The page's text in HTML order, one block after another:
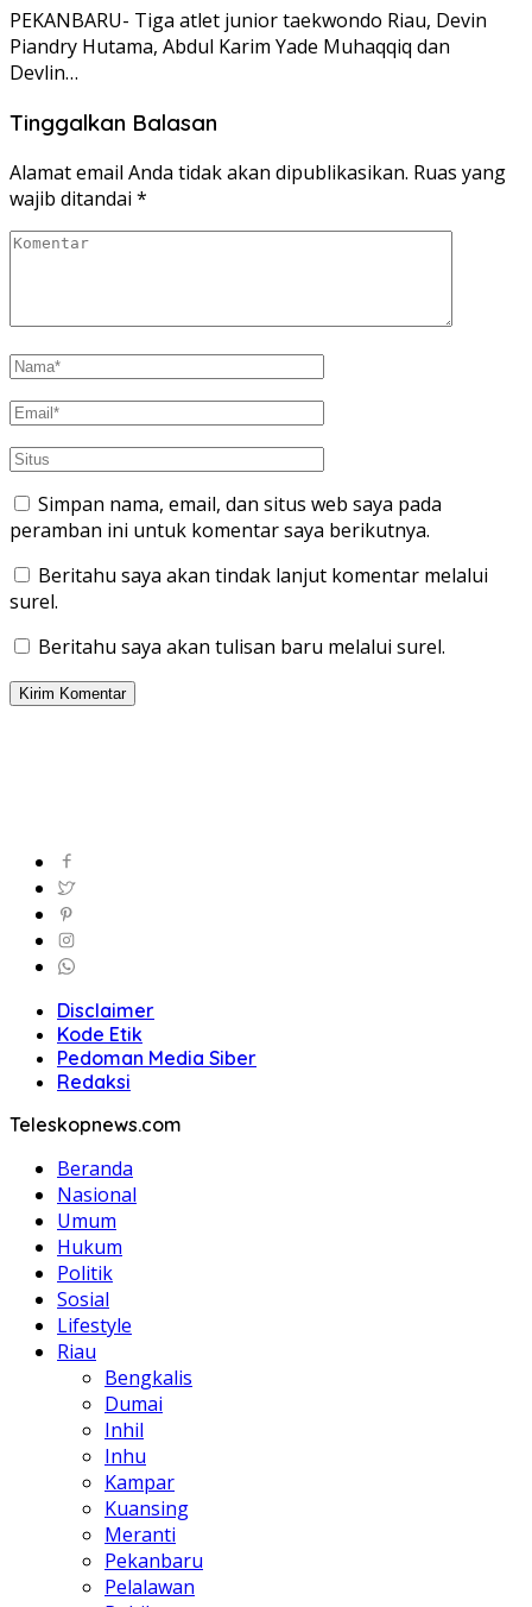
PEKANBARU- Tiga atlet junior taekwondo Riau, Devin
Piandry Hutama, Abdul Karim Yade Muhaqqiq dan
Devlin…
Tinggalkan Balasan
Alamat email Anda tidak akan dipublikasikan. Ruas yang
wajib ditandai *
Simpan nama, email, dan situs web saya pada
peramban ini untuk komentar saya berikutnya.
Beritahu saya akan tindak lanjut komentar melalui
surel.
Beritahu saya akan tulisan baru melalui surel.
Disclaimer
Kode Etik
Pedoman Media Siber
Redaksi
Teleskopnews.com
Beranda
Nasional
Umum
Hukum
Politik
Sosial
Lifestyle
Riau
Bengkalis
Dumai
Inhil
Inhu
Kampar
Kuansing
Meranti
Pekanbaru
Pelalawan